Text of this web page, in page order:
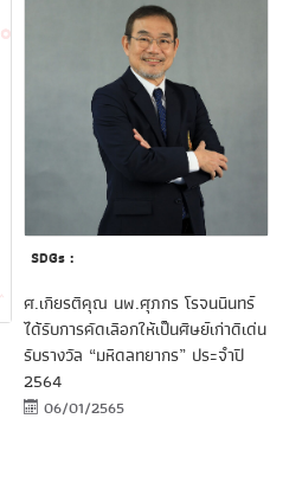
SDGs :
ศ.เกียรติคุณ นพ.ศุภกร โรจนนินทร์
ได้รับการคัดเลือกให้เป็นศิษย์เก่าดีเด่น
รับรางวัล “มหิดลทยากร” ประจำปี
2564
06/01/2565